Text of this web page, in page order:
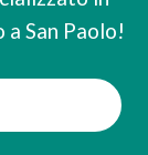
San Paolo!